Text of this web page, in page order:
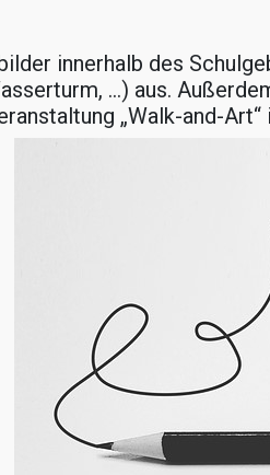
innerhalb des
…) aus.
„Walk-and-Art“